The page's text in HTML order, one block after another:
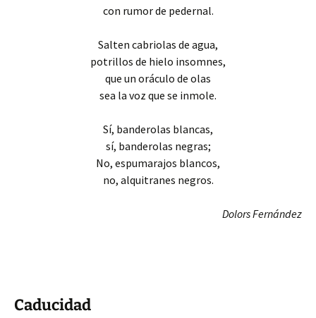
con rumor de pedernal.
Salten cabriolas de agua,
potrillos de hielo insomnes,
que un oráculo de olas
sea la voz que se inmole.
Sí, banderolas blancas,
sí, banderolas negras;
No, espumarajos blancos,
no, alquitranes negros.
Dolors Fernández
Caducidad